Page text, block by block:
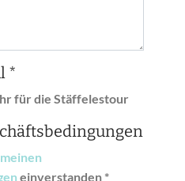
*
für die Stäffelestour
einverstanden *